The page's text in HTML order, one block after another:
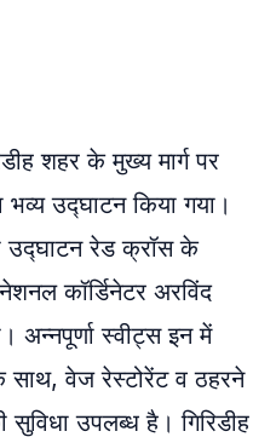
शहर के मुख्य मार्ग पर
उद्घाटन किया गया।
उद्घाटन रेड क्रॉस के
कॉर्डिनेटर अरविंद
अन्नपूर्णा स्वीट्स इन में
वेज रेस्टोरेंट व ठहरने
उपलब्ध है। गिरिडीह